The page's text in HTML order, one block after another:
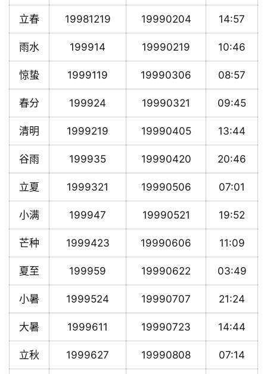
立春 19981219 19990204 14:57
雨水 199914 19990219 10:46
惊蛰 1999119 19990306 08:57
春分 199924 19990321 09:45
清明 1999219 19990405 13:44
谷雨 199935 19990420 20:46
立夏 1999321 19990506 07:01
小满 199947 19990521 19:52
芒种 1999423 19990606 11:09
夏至 199959 19990622 03:49
小暑 1999524 19990707 21:24
大暑 1999611 19990723 14:44
立秋 1999627 19990808 07:14